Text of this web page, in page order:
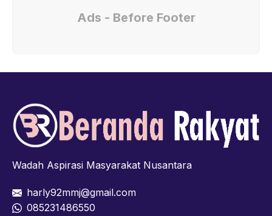
Ads - Before Footer
Wadah Aspirasi Masyarakat Nusantara
harly92mmj@gmail.com
085231486550